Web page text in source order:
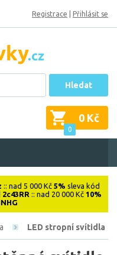
Registrace Přihlásit se
Hledat
0
0 Kč
:: nad 5 000 Kč 5% sleva kód
2c43RR :: nad 20 000 Kč 10%
LED stropní svítidla